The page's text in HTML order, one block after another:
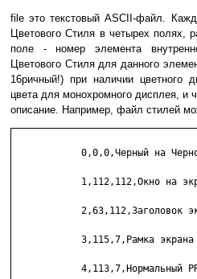
file это текстовый ASCII-файл.
Цветового Стиля в четырех полях,
поле - номер элемента
Цветового Стиля для данного
16ричный!) при наличии цветного
цвета для монохромного дисплея, и
описание. Например, файл стилей
0,0,0,Черный на
1,112,112,Окно на
2,63,112,Заголовок
            3,115,7,Рамка экрана
4,113,7,Нормальный